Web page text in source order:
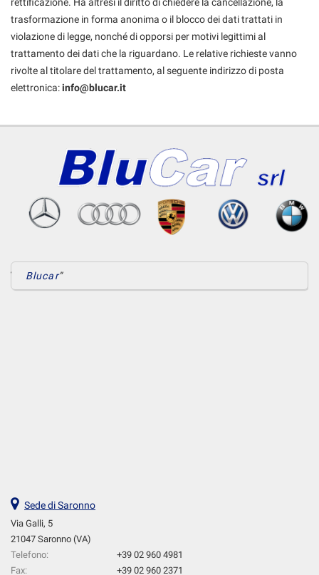
trasformazione in forma anonima o il blocco dei dati trattati in
violazione di legge, nonché di opporsi per motivi legittimi al
trattamento dei dati che la riguardano. Le relative richieste vanno
rivolte al titolare del trattamento, al seguente indirizzo di posta
elettronica:info@blucar.it
Blucar
Sede di Saronno
Via Galli, 5
21047 Saronno (VA)
Telefono:
+39 02 960 4981
Fax:
+39 02 960 2371